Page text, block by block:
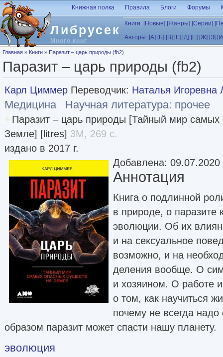
Перейти к основному содержанию
Либрусек
Много книг
Книжная полка Правила Блоги Форумы
Книги: [Новые] [Жанры] [Серии]
Авторы: [А] [Б] [В] [Г] [Д] [Е] [Ж] [З]
Вы здесь
Главная » Книги » Паразит – царь природы (fb2)
Паразит – царь природы (fb2)
Карл Циммер Переводчик: Наталья Игоревна
Медицина Научная литература: прочее
Паразит – царь природы [Тайный мир самых
Земле] [litres] 3M, 269 с.
издано в 2017 г.
Добавлена: 09.07.2020
Аннотация
Книга о подлинной
в природе, о паразите
эволюции. Об их
и на сексуальное
возможно, и на
деления вообще. О
и хозяином. О работе
о том, как научиться
почему не всегда
образом паразит может спасти нашу планету.
эволюция